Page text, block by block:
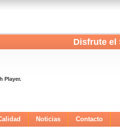
Disfrute el
Player.
Noticias Contacto